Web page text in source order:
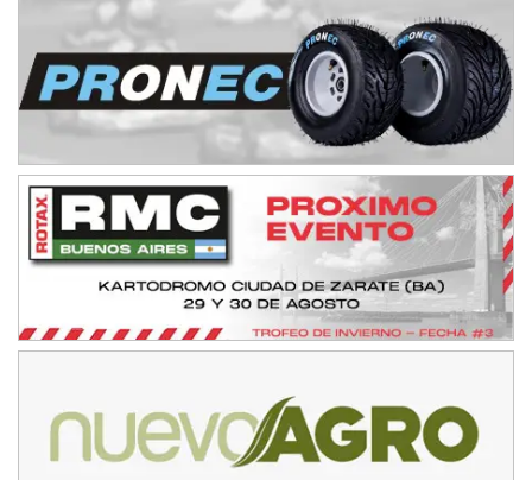
Baradero (Buenos Aires)
KDO - F6
Ciudad de Trenque Lauquen (Asfalto)
Trenque Lauquen (Buenos Aires)
ENTRERRIANO - F6 (POSTERGADA)
Parque de la Velocidad (Asfalto)
Villaguay (Entre Ríos)
VICTORIENSE - F7
El Cerro (Tierra)
Victoria (Entre Ríos)
PATAGONICO - F6
CSK - F7
Juventud Unida (Tierra)